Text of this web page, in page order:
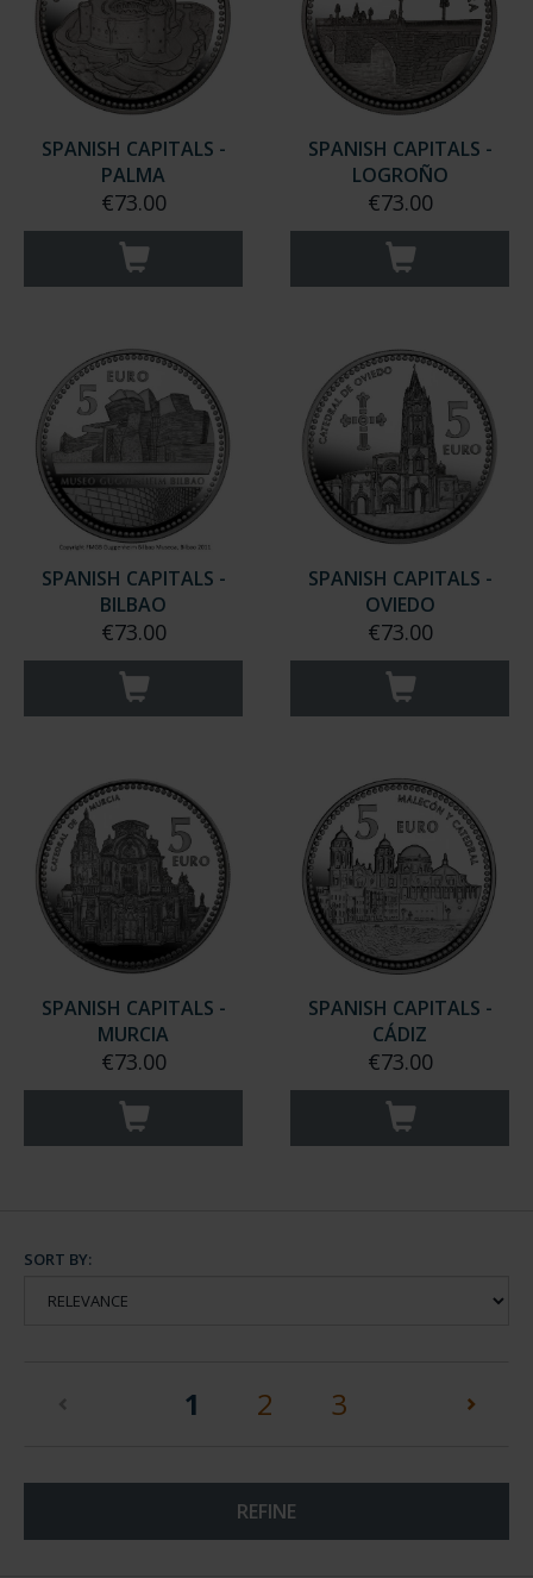
SPANISH CAPITALS -
PALMA
€73.00
SPANISH CAPITALS -
LOGROÑO
€73.00
SPANISH CAPITALS -
BILBAO
€73.00
SPANISH CAPITALS -
OVIEDO
€73.00
SPANISH CAPITALS -
MURCIA
€73.00
SPANISH CAPITALS -
CÁDIZ
€73.00
SORT BY:
1 (current)
2 3
REFINE